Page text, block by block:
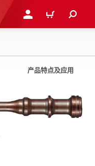
登录或注册购物车
产品特点及应用